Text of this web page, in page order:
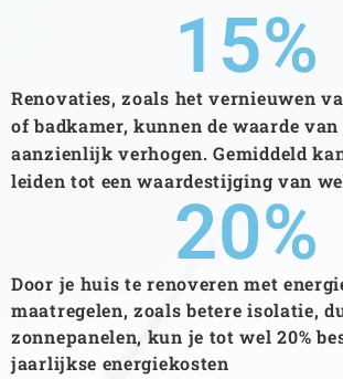
Renovaties, zoals het vernieuwen
of badkamer, kunnen de waarde
aanzienlijk verhogen. Gemiddeld
leiden tot een waardestijging van wel
15%
Door je huis te renoveren met
maatregelen, zoals betere isolatie,
zonnepanelen, kun je tot wel 20%
jaarlijkse energiekosten
20%